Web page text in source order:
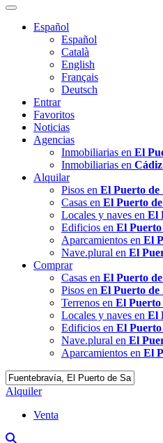
Español
Español
Català
English
Français
Deutsch
Entrar
Favoritos
Noticias
Agencias
Inmobiliarias en El
Inmobiliarias en
Alquilar
Pisos en El Puerto de
Casas en El Puerto
Locales y naves en El
Edificios en El
Aparcamientos en El
Nave.plural en El
Comprar
Casas en El Puerto
Pisos en El Puerto de
Terrenos en El Puerto
Locales y naves en El
Edificios en El
Nave.plural en El
Aparcamientos en El
Alquiler
Venta